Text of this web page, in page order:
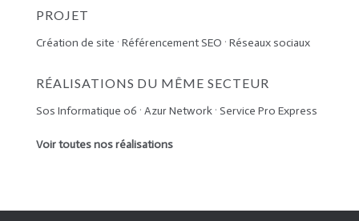
PROJET
Création de site · Référencement SEO · Réseaux sociaux
RÉALISATIONS DU MÊME SECTEUR
Sos Informatique 06 · Azur Network · Service Pro Express
Voir toutes nos réalisations